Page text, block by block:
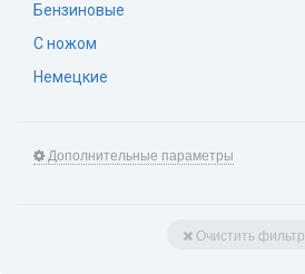
Бензиновые
С ножом
Немецкие
Дополнительные параметры
Очистить фильтр